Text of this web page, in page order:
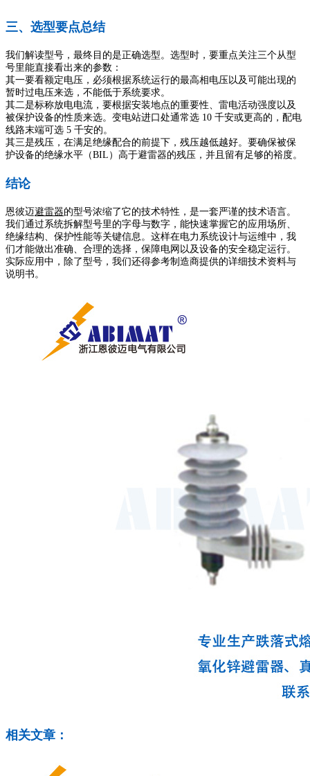
三、选型要点总结​
我们解读型号，最终目的是正确选型。选型时，要重点关注三个从型
号里能直接看出来的参数：
其一要看额定电压，必须根据系统运行的最高相电压以及可能出现的
暂时过电压来选，不能低于系统要求。
其二是标称放电电流，要根据安装地点的重要性、雷电活动强度以及
被保护设备的性质来选。变电站进口处通常选 10 千安或更高的，配电
线路末端可选 5 千安的。
其三是残压，在满足绝缘配合的前提下，残压越低越好。要确保被保
护设备的绝缘水平（BIL）高于避雷器的残压，并且留有足够的裕度。
结论
恩彼迈避雷器的型号浓缩了它的技术特性，是一套严谨的技术语言。
我们通过系统拆解型号里的字母与数字，能快速掌握它的应用场所、
绝缘结构、保护性能等关键信息。这样在电力系统设计与运维中，我
们才能做出准确、合理的选择，保障电网以及设备的安全稳定运行。
实际应用中，除了型号，我们还得参考制造商提供的详细技术资料与
说明书。
相关文章：